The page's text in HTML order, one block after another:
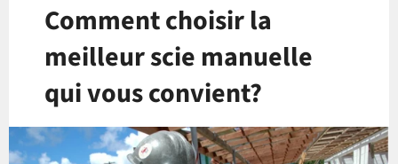
Comment choisir la
meilleur scie manuelle
qui vous convient?